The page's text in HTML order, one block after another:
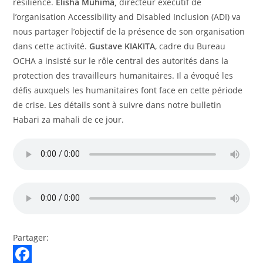
l’organisation Accessibility and Disabled Inclusion (ADI) va
nous partager l’objectif de la présence de son organisation
dans cette activité.Gustave KIAKITA, cadre du Bureau
OCHA a insisté sur le rôle central des autorités dans la
protection des travailleurs humanitaires. Il a évoqué les
défis auxquels les humanitaires font face en cette période
de crise. Les détails sont à suivre dans notre bulletin
Habari za mahali de ce jour.
Partager: